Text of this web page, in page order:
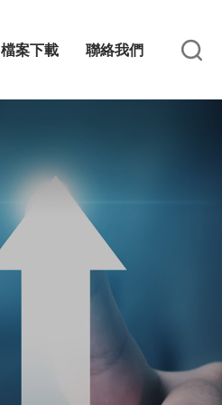
檔案下載 聯絡我們